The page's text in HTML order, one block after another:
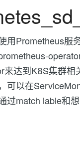
用Prometheus服
来达到K8S集群相
可以在
过match lable和